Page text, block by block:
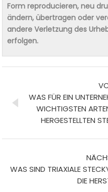
Form reproducieren, neu
ändern, übertragen oder
andere Verletzung des
erfolgen.
WAS FÜR EIN
WICHTIGSTEN
HERGESTELLTEN
WAS SIND TRIAXIALE
DIE